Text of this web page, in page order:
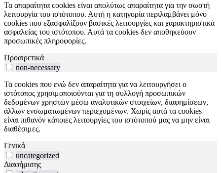
Τα απαραίτητα cookies είναι απολύτως απαραίτητα για την σωστή
λειτουργία του ιστότοπου. Αυτή η κατηγορία περιλαμβάνει μόνο
cookies που εξασφαλίζουν βασικές λειτουργίες και χαρακτηριστικά
ασφαλείας του ιστότοπου. Αυτά τα cookies δεν αποθηκεύουν
προσωπικές πληροφορίες.
Προαιρετικά
non-necessary
Τα cookies που ενώ δεν απαραίτητα για να λειτουργήσει ο
ιστότοπος χρησιμοποιούνται για τη συλλογή προσωπικών
δεδομένων χρηστών μέσω αναλυτικών στοιχείων, διαφημίσεων,
άλλων ενσωματωμένων περιεχομένων. Χωρίς αυτά τα cookies
είναι πιθανόν κάποιες λειτουργίες του ιστότοπού μας να μην είναι
διαθέσιμες.
Γενικά
uncategorized
Διαφήμισης